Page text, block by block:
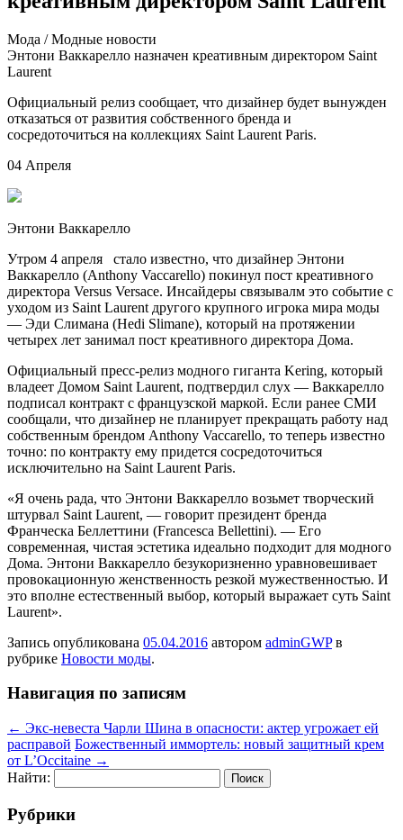
Мoдa / Мoдныe нoвoсти
Энтони Ваккарелло назначен креативным директором Saint
Laurent
Официальный релиз сообщает, что дизайнер будет вынужден
отказаться от развития собственного бренда и
сосредоточиться на коллекциях Saint Laurent Paris.
04 Апреля
Энтони Ваккарелло
Утром 4 апреля стало известно, что дизайнер Энтони
Ваккарелло (Anthony Vaccarello) покинул пост креативного
директора Versus Versace. Инсайдеры связывалм это событие с
уходом из Saint Laurent другого крупного игрока мира моды
— Эди Слимана (Hedi Slimane), который на протяжении
четырех лет занимал пост креативного директора Дома.
Официальный пресс-релиз модного гиганта Kering, который
владеет Домом Saint Laurent, подтвердил слух — Ваккарелло
подписал контракт с французской маркой. Если ранее СМИ
сообщали, что дизайнер не планирует прекращать работу над
собственным брендом Anthony Vaccarello, то теперь известно
точно: по контракту ему придется сосредоточиться
исключительно на Saint Laurent Paris.
«Я очень рада, что Энтони Ваккарелло возьмет творческий
штурвал Saint Laurent, — говорит президент бренда
Франческа Беллеттини (Francesca Bellettini). — Его
современная, чистая эстетика идеально подходит для модного
Дома. Энтони Ваккарелло безукоризненно уравновешивает
провокационную женственность резкой мужественностью. И
это вполне естественный выбор, который выражает суть Saint
Laurent».
Запись опубликована 05.04.2016 автором adminGWPв
рубрике Новости моды.
Навигация по записям
← Экс-невеста Чарли Шина в опасности: актер угрожает ей
расправой Божественный иммортель: новый защитный крем
от L’Occitaine →
Найти:
Рубрики